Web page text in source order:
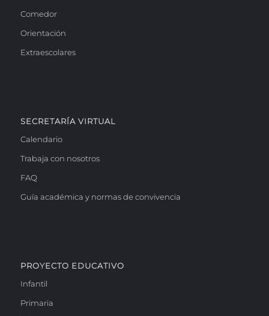
Comedor
Orientación
Extraescolares
SECRETARÍA VIRTUAL
Calendario
Trabaja con nosotros
FAQ
Guía académica y normas de convivencia
PROYECTO EDUCATIVO
Infantil
Primaria